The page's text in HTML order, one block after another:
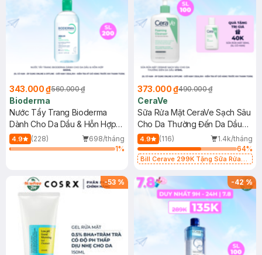
343.000 ₫560.000 ₫
Bioderma
Nước Tẩy Trang Bioderma
Dành Cho Da Dầu & Hỗn Hợp
500ml
4.9 (228)
698/tháng
1%
373.000 ₫490.000 ₫
CeraVe
Sữa Rửa Mặt CeraVe Sạch Sâu
Cho Da Thường Đến Da Dầu
473ml
4.9 (116)
1.4k/tháng
64%
Bill Cerave 299K Tặng Sữa Rửa
-53 % -42%